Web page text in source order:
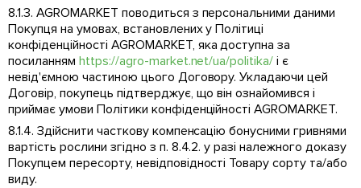
8.1.3. AGROMARKET поводиться з персональними даними
Покупця на умовах, встановлених у Політиці
конфіденційності AGROMARKET, яка доступна за
посиланням https://agro-market.net/ua/politika/ і є
невід'ємною частиною цього Договору. Укладаючи цей
Договір, покупець підтверджує, що він ознайомився і
приймає умови Політики конфіденційності AGROMARKET.
8.1.4. Здійснити часткову компенсацію бонусними гривнями
вартість рослини згідно з п. 8.4.2. у разі належного доказу
Покупцем пересорту, невідповідності Товару сорту та/або
виду.